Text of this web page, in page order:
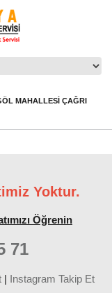
MAHALLESI ÇAĞRI
Yoktur.
Öğrenin
71
| Instagram Takip Et